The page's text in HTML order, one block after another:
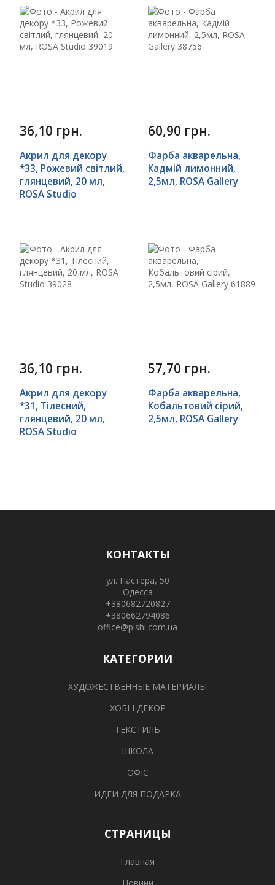
36,10 грн.
Акрил для декору
*33, Рожевий світлий,
глянцевий, 20 мл,
ROSA Studio
60,90 грн.
Фарба акварельна,
Кадмій лимонний,
2,5мл, ROSA Gallery
36,10 грн.
Акрил для декору
*31, Тілесний,
глянцевий, 20 мл,
ROSA Studio
57,70 грн.
Фарба акварельна,
Кобальтовий сірий,
2,5мл, ROSA Gallery
КОНТАКТЫ
ул. Пастера, 50
Одесса
+380682720827
+380662794086
office@pishi.com.ua
КАТЕГОРИИ
ХУДОЖЕСТВЕННЫЕ МАТЕРИАЛЫ
ХОБІ І ДЕКОР
ТЕКСТИЛЬ
ШКОЛА
ОФІС
ИДЕИ ДЛЯ ПОДАРКА
СТРАНИЦЫ
Главная